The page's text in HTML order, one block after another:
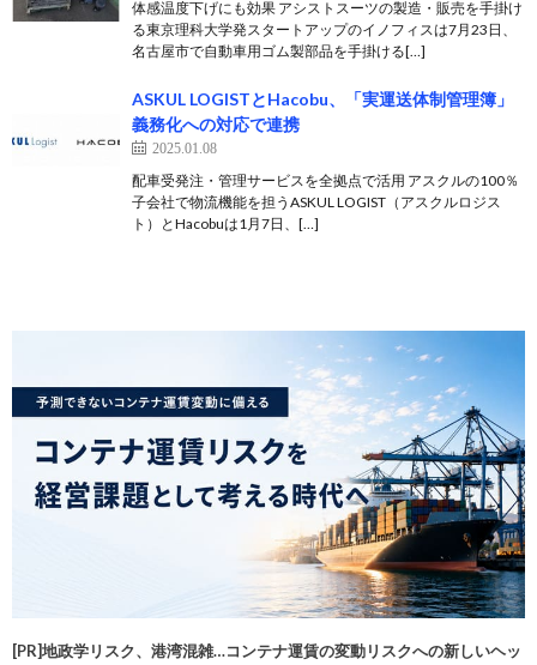
体感温度下げにも効果 アシストスーツの製造・販売を手掛け
る東京理科大学発スタートアップのイノフィスは7月23日、
名古屋市で自動車用ゴム製部品を手掛ける[…]
ASKUL LOGISTとHacobu、「実運送体制管理簿」
義務化への対応で連携
2025.01.08
配車受発注・管理サービスを全拠点で活用 アスクルの100％
子会社で物流機能を担うASKUL LOGIST（アスクルロジス
ト）とHacobuは1月7日、[…]
[PR]地政学リスク、港湾混雑…コンテナ運賃の変動リスクへの新しいヘッ